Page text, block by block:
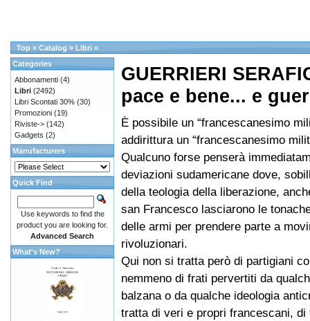
Top » Catalog » Libri »
GUERRIERI
pace e bene... e
È possibile un “francescanesimo
addirittura un “francescanesimo
Qualcuno forse penserà
deviazioni sudamericane dove,
della teologia della liberazione,
san Francesco lasciarono le
delle armi per prendere parte a
rivoluzionari.
Qui non si tratta però di partigiani
nemmeno di frati pervertiti da
balzana o da qualche ideologia
tratta di veri e propri francescani, di
Categories
Abbonamenti (4)
Libri (2492)
Libri Scontati 30% (30)
Promozioni (19)
Riviste-> (142)
Gadgets (2)
Manufacturers
Quick Find
Use keywords to find the
product you are looking for.
Advanced Search
What's New?